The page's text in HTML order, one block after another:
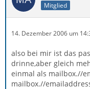
Mitglied
14. Dezember 2006 um
also bei mir ist das
drinne,aber gleich
einmal als mailbox.//
mailbox.//